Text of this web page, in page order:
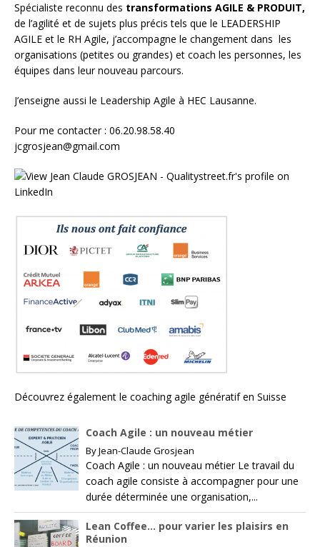
Spécialiste reconnu des transformations AGILE & PRODUIT,
de l’agilité et de sujets plus précis tels que le LEADERSHIP
AGILE et le RH Agile, j’accompagne le changement dans les
organisations (petites ou grandes) et coach les personnes, les
équipes dans leur nouveau parcours.
J’enseigne aussi le Leadership Agile à HEC Lausanne.
Pour me contacter : 06.20.98.58.40
jcgrosjean@gmail.com
Découvrez également le coaching agile génératif en Suisse
Coach Agile : un nouveau métier
ByJean-Claude Grosjean
Coach Agile : un nouveau métier Le travail du
coach agile consiste à accompagner pour une
durée déterminée une organisation,...
Lean Coffee… pour varier les plaisirs en
Réunion